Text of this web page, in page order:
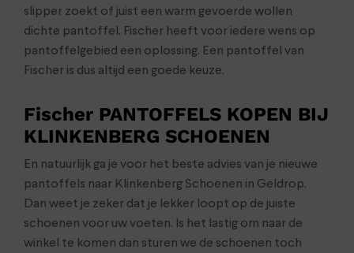
slipper zoekt of juist een warm gevoerde wollen
dichte pantoffel, Fischer heeft voor iedere wens op
pantoffelgebied een oplossing. Een pantoffel van
Fischer is dus altijd een goede keuze.
Fischer PANTOFFELS KOPEN BIJ
KLINKENBERG SCHOENEN
En natuurlijk ga je voor het beste advies van je nieuwe
pantoffels naar Klinkenberg Schoenen in Geldrop.
Dan weet je zeker dat je lekker loopt op de juiste
schoenen voor uw voeten. Is het lastig om naar de
winkel te komen dan sturen we de schoenen toch